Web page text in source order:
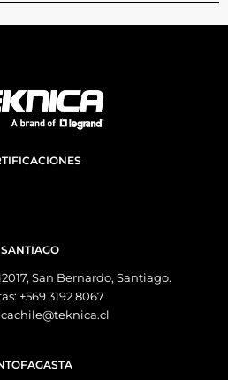
SANTIAGO
San Bernardo, Santiago.
+569 3192 8067